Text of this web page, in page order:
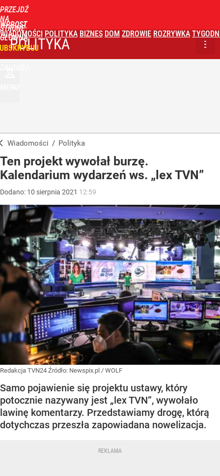
PRZEJDŹ
NA
STRONĘ
GŁÓWNĄ
WPROST
WIADOMOŚCI POLITYKA BIZNES DOM ZDROWIE ROZRYWKA
POLITYKA
Wiadomości / Polityka
Ten projekt wywołał burzę.
Kalendarium wydarzeń ws. „lex TVN”
Dodano: 10 sierpnia 2021 12:59
Redakcja TVN24 Źródło: Newspix.pl / WOLF
Samo pojawienie się projektu ustawy, który
potocznie nazywany jest „lex TVN”, wywołało
lawinę komentarzy. Przedstawiamy drogę, którą
dotychczas przeszła zapowiadana nowelizacja.